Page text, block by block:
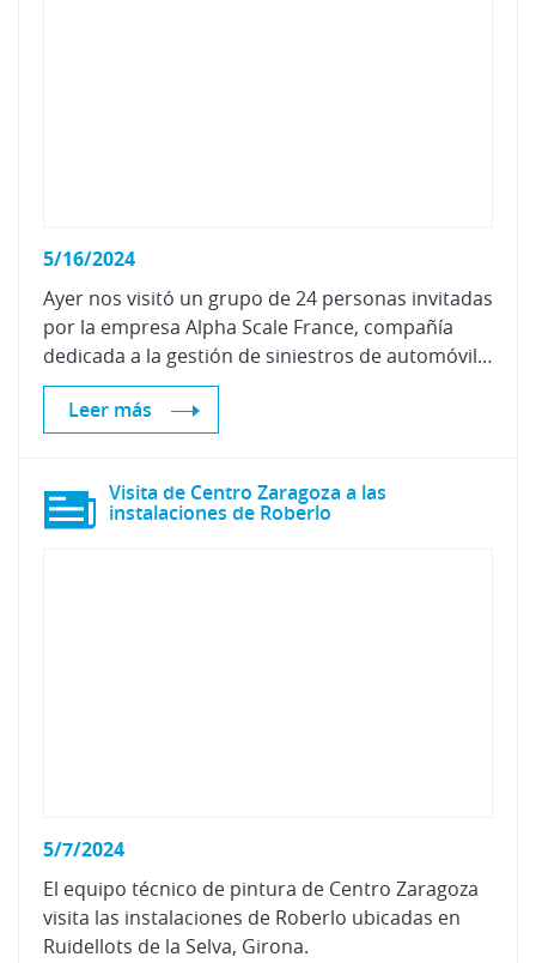
5/16/2024
Ayer nos visitó un grupo de 24 personas invitadas
por la empresa Alpha Scale France, compañía
dedicada a la gestión de siniestros de automóviles del mercado francés, para conocer nuestros procesos de certificación de recambio y de pintura.
Leer más
Visita de Centro Zaragoza a las
instalaciones de Roberlo
5/7/2024
El equipo técnico de pintura de Centro Zaragoza
visita las instalaciones de Roberlo ubicadas en
Ruidellots de la Selva, Girona.